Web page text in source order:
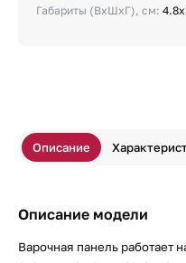
Габариты (ВхШхГ), см:
Описание
Описание модели
Варочная панель работает